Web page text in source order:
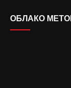
ОБЛАКО